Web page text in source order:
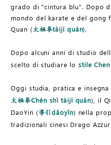
grado di "cintura blu". Dopo
mondo del karate e del gong
Quan ( 太極拳tàijí quán).
Dopo alcuni anni di studio
scelto di studiare lostile Chen
Oggi studia, pratica e
太極拳Chén shì tàijí quán), il
DaoYin (導引dǎoyǐn) nella
tradizionali cinesi Drago